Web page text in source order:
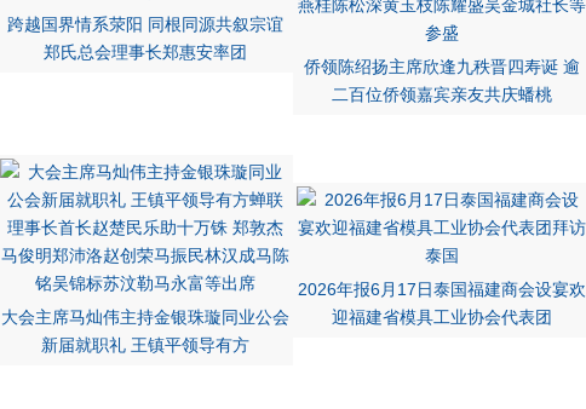
跨越国界情系荥阳 同根同源共叙宗谊
郑氏总会理事长郑惠安率团
侨领陈绍扬主席欣逢九秩晋四寿诞 逾
二百位侨领嘉宾亲友共庆蟠桃
大会主席马灿伟主持金银珠璇同业公会
新届就职礼 王镇平领导有方
2026年报6月17日泰国福建商会设宴欢
迎福建省模具工业协会代表团